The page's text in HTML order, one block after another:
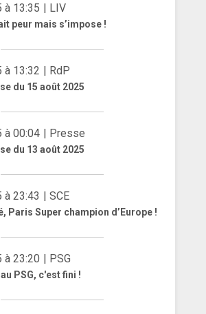
13:35 | LIV
peur mais s’impose !
13:32 | RdP
du 15 août 2025
00:04 | Presse
du 13 août 2025
23:43 | SCE
Paris Super champion d’Europe !
23:20 | PSG
PSG, c'est fini !